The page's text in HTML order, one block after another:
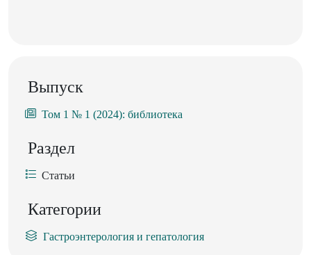
Выпуск
Том 1 № 1 (2024): библиотека
Раздел
Статьи
Категории
Гастроэнтерология и гепатология